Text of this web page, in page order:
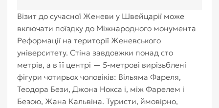
Візит до сучасної Женеви у Швейцарії може
включати поїздку до Міжнародного монумента
Реформації на території Женевського
університету. Стіна завдовжки понад сто
метрів, а в її центрі — 5-метрові вирізьблені
фігури чотирьох чоловіків: Вільяма Фареля,
Теодора Бези, Джона Нокса і, між Фарелем і
Безою, Жана Кальвіна. Туристи, ймовірно,